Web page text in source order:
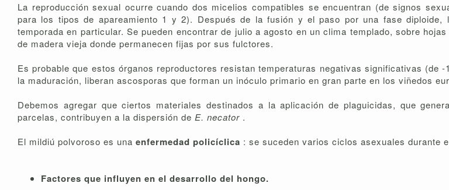
La reproducción sexual ocurre cuando dos micelios compatibles se encuentran (de signos
para los tipos de apareamiento 1 y 2). Después de la fusión y el paso por una fase
temporada en particular. Se pueden encontrar de julio a agosto en un clima templado, sobre
de madera vieja donde permanecen fijas por sus fulctores.
Es probable que estos órganos reproductores resistan temperaturas negativas significativas (de
la maduración, liberan ascosporas que forman un inóculo primario en gran parte en los viñedos
Debemos agregar que ciertos materiales destinados a la aplicación de plaguicidas, que
parcelas, contribuyen a la dispersión de E. necator .
El mildiú polvoroso es una enfermedad policíclica : se suceden varios ciclos asexuales durante
Factores que influyen en el desarrollo del hongo.